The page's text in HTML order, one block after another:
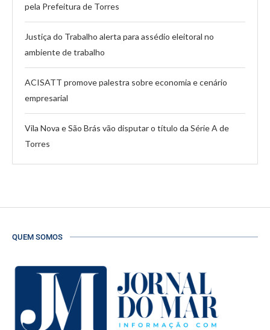
pela Prefeitura de Torres
Justiça do Trabalho alerta para assédio eleitoral no
ambiente de trabalho
ACISATT promove palestra sobre economia e cenário
empresarial
Vila Nova e São Brás vão disputar o título da Série A de
Torres
QUEM SOMOS